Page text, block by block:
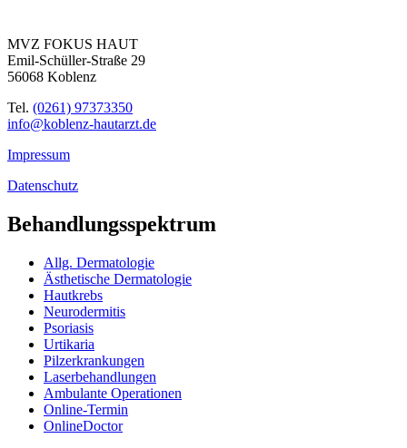
MVZ FOKUS HAUT
Emil-Schüller-Straße 29
56068 Koblenz
Tel. (0261) 97373350
info@koblenz-hautarzt.de
Impressum
Datenschutz
Behandlungs­spektrum
Allg. Dermatologie
Ästhetische Dermatologie
Hautkrebs
Neurodermitis
Psoriasis
Urtikaria
Pilzerkrankungen
Laserbehandlungen
Ambulante Operationen
Online-Termin
OnlineDoctor